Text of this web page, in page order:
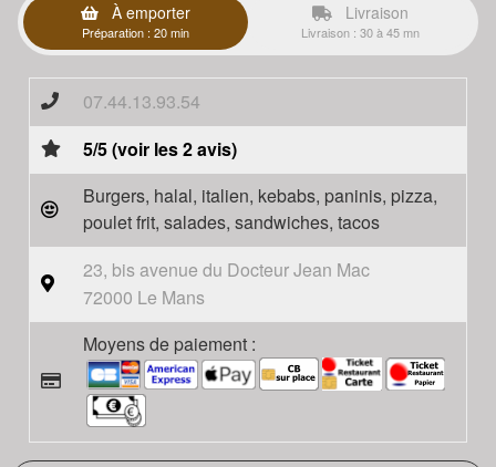
À emporter
Préparation : 20 min
Livraison
Livraison : 30 à 45 mn
07.44.13.93.54
5/5 (voir les 2 avis)
Burgers, halal, italien, kebabs, paninis, pizza,
poulet frit, salades, sandwiches, tacos
23, bis avenue du Docteur Jean Mac
72000 Le Mans
Moyens de paiement :